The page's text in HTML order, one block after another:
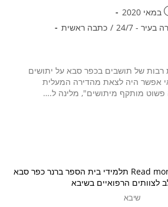
- 24/7
/ כתבה ראשית
רבות של תושבים בכפר סבא על יתושים
אפשר היה לצאת מהדירה המעלית
פשוט מותקף מיתושים", מלינה ל.…
שיבא